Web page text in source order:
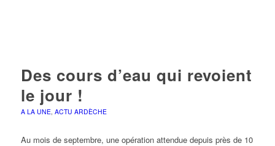
Des cours d’eau qui revoient
le jour !
A LA UNE, ACTU ARDÈCHE
Au mois de septembre, une opération attendue depuis près de 10